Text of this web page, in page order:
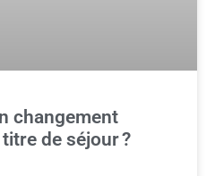
changement
de séjour ?